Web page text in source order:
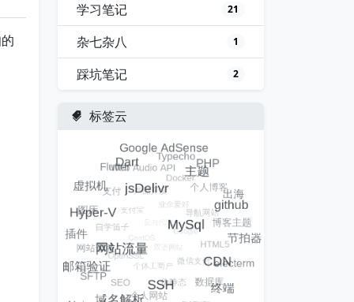
学习笔记 21
杂七杂八 1
踩坑笔记 2
标签云